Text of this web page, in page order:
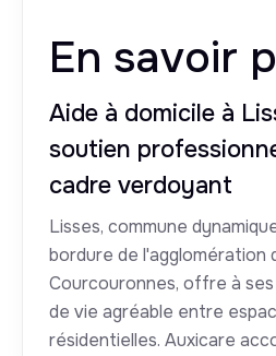
En savoir
Aide à domicile à
soutien
cadre verdoyant
Lisses, commune
bordure de l'agglomération
Courcouronnes, offre à
de vie agréable entre
résidentielles. Auxicare